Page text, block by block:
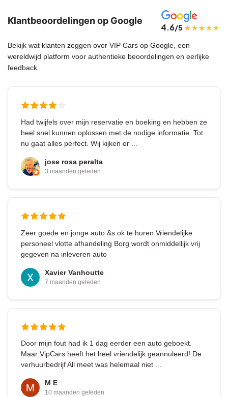
Klantbeoordelingen op Google
4.6/5
Bekijk wat klanten zeggen over VIP Cars op Google, een
wereldwijd platform voor authentieke beoordelingen en eerlijke
feedback.
Had twijfels over mijn reservatie en boeking en hebben ze
heel snel kunnen oplossen met de nodige informatie. Tot
nu gaat alles perfect. Wij kijken er ...
jose rosa peralta
3 maanden geleden
Zeer goede en jonge auto &s ok te huren Vriendelijke
personeel vlotte afhandeling Borg wordt onmiddellijk vrij
gegeven na inleveren auto
Xavier Vanhoutte
7 maanden geleden
Door mijn fout had ik 1 dag eerder een auto geboekt.
Maar VipCars heeft het heel vriendelijk geannuleerd! De
verhuurbedrijf All meet was helemaal niet ...
M E
10 maanden geleden